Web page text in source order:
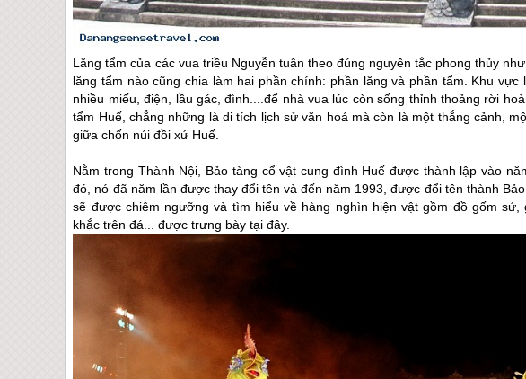
Lăng tẩm của các vua triều Nguyễn tuân theo đúng nguyên tắc phong thủy
lăng tẩm nào cũng chia làm hai phần chính: phần lăng và phần tẩm. Khu
nhiều miếu, điện, lầu gác, đình....để nhà vua lúc còn sống thỉnh thoảng rời
tẩm Huế, chẳng những là di tích lịch sử văn hoá mà còn là một thắng cảnh,
giữa chốn núi đồi xứ Huế
Nằm trong Thành Nội, Bảo tàng cổ vật cung đình Huế được thành lập vào
đó, nó đã năm lần được thay đổi tên và đến năm 1993, được đổi tên thành
sẽ được chiêm ngưỡng và tìm hiểu về hàng nghìn hiện vật gồm đồ gốm
khắc trên đá... được trưng bày tại đây.